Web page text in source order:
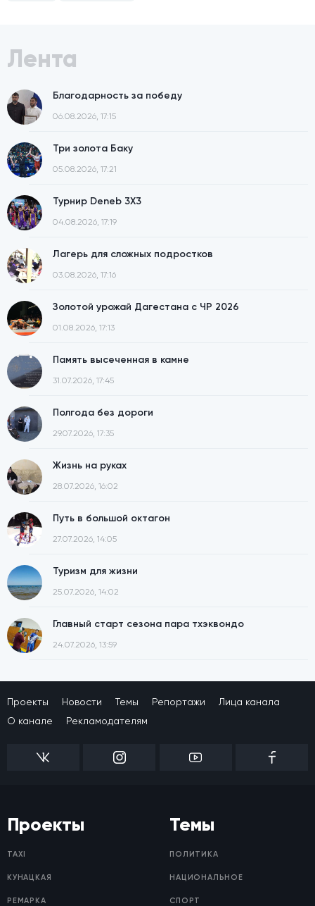
Лента
Благодарность за победу
06.08.2026, 17:15
Три золота Баку
05.08.2026, 17:21
Турнир Deneb 3X3
04.08.2026, 17:19
Лагерь для сложных подростков
03.08.2026, 17:16
Золотой урожай Дагестана с ЧР 2026
01.08.2026, 17:13
Память высеченная в камне
31.07.2026, 17:45
Полгода без дороги
29.07.2026, 17:35
Жизнь на руках
28.07.2026, 16:02
Путь в большой октагон
27.07.2026, 14:05
Туризм для жизни
25.07.2026, 14:02
Главный старт сезона пара тхэквондо
24.07.2026, 13:59
Проекты Новости Темы Репортажи
Лица канала
О канале
Рекламодателям
Проекты
TAXI
КУНАЦКАЯ
РЕМАРКА
Темы
ПОЛИТИКА
НАЦИОНАЛЬНОЕ
СПОРТ